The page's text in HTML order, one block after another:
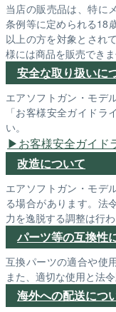
当店の販売品は、特に
条例等に定められる18
以上の方を対象とされ
様には商品を販売できま
安全な取り扱いに
エアソフトガン・モデ
「お客様安全ガイドラ
い。
お客様安全ガイド
改造について
エアソフトガン・モデ
る場合があります。法
力を逸脱する調整は行わ
パーツ等の互換性
互換パーツの適合や使
また、適切な使用と法
海外への配送につ